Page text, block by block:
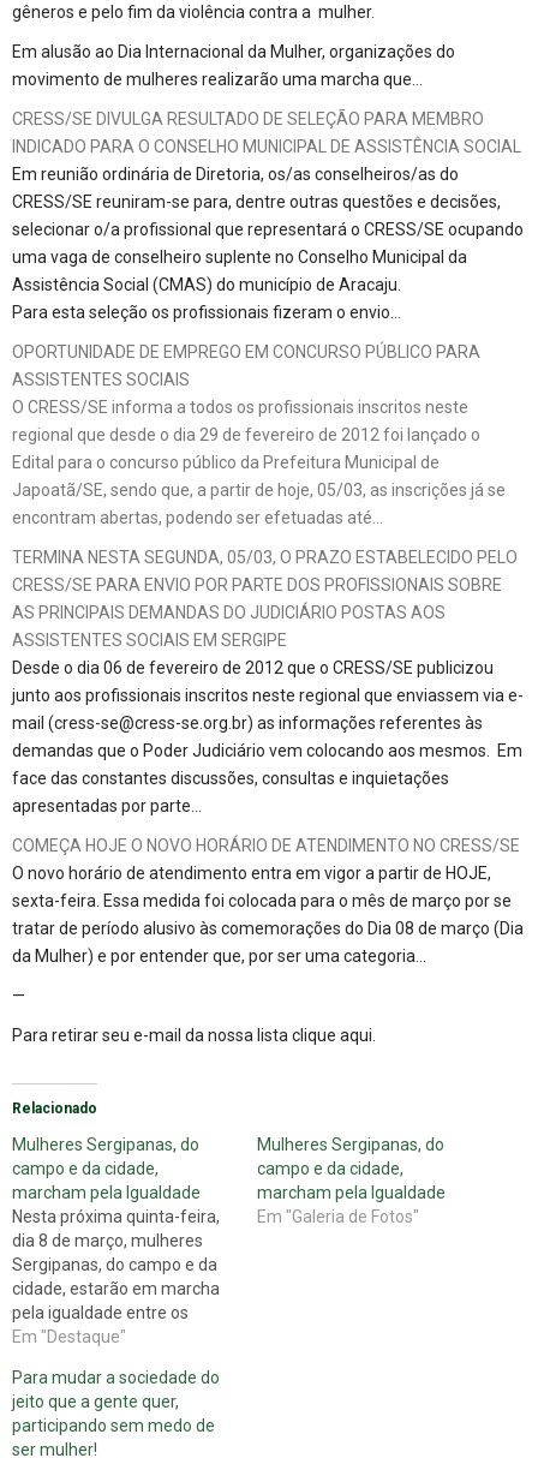
gêneros e pelo fim da violência contra a mulher.
Em alusão ao Dia Internacional da Mulher, organizações do
movimento de mulheres realizarão uma marcha que…
CRESS/SE DIVULGA RESULTADO DE SELEÇÃO PARA MEMBRO
INDICADO PARA O CONSELHO MUNICIPAL DE ASSISTÊNCIA SOCIAL
Em reunião ordinária de Diretoria, os/as conselheiros/as do
CRESS/SE reuniram-se para, dentre outras questões e decisões,
selecionar o/a profissional que representará o CRESS/SE ocupando
uma vaga de conselheiro suplente no Conselho Municipal da
Assistência Social (CMAS) do município de Aracaju.
Para esta seleção os profissionais fizeram o envio…
OPORTUNIDADE DE EMPREGO EM CONCURSO PÚBLICO PARA
ASSISTENTES SOCIAIS
O CRESS/SE informa a todos os profissionais inscritos neste
regional que desde o dia 29 de fevereiro de 2012 foi lançado o
Edital para o concurso público da Prefeitura Municipal de
Japoatã/SE, sendo que, a partir de hoje, 05/03, as inscrições já se
encontram abertas, podendo ser efetuadas até…
TERMINA NESTA SEGUNDA, 05/03, O PRAZO ESTABELECIDO PELO
CRESS/SE PARA ENVIO POR PARTE DOS PROFISSIONAIS SOBRE
AS PRINCIPAIS DEMANDAS DO JUDICIÁRIO POSTAS AOS
ASSISTENTES SOCIAIS EM SERGIPE
Desde o dia 06 de fevereiro de 2012 que o CRESS/SE publicizou
junto aos profissionais inscritos neste regional que enviassem via e-
mail (cress-se@cress-se.org.br) as informações referentes às
demandas que o Poder Judiciário vem colocando aos mesmos. Em
face das constantes discussões, consultas e inquietações
apresentadas por parte…
COMEÇA HOJE O NOVO HORÁRIO DE ATENDIMENTO NO CRESS/SE
O novo horário de atendimento entra em vigor a partir de HOJE,
sexta-feira. Essa medida foi colocada para o mês de março por se
tratar de período alusivo às comemorações do Dia 08 de março (Dia
da Mulher) e por entender que, por ser uma categoria…
—
Para retirar seu e-mail da nossa lista clique aqui
Relacionado
Mulheres Sergipanas, do
campo e da cidade,
marcham pela Igualdade
Nesta próxima quinta-feira,
dia 8 de março, mulheres
Sergipanas, do campo e da
cidade, estarão em marcha
pela igualdade entre os
gêneros e pelo fim da
Em alusão ao Dia
Internacional da Mulher,
organizações do movimento
Em "Destaque"
Mulheres Sergipanas, do
campo e da cidade,
marcham pela Igualdade
Em "Galeria de Fotos"
Para mudar a sociedade do
jeito que a gente quer,
participando sem medo de
ser mulher!